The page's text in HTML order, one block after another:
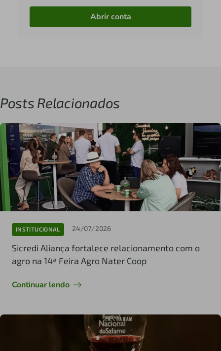
Abrir conta
Posts Relacionados
INSTITUCIONAL 24/07/2026
Sicredi Aliança fortalece relacionamento com o
agro na 14ª Feira Agro Nater Coop
Continuar lendo